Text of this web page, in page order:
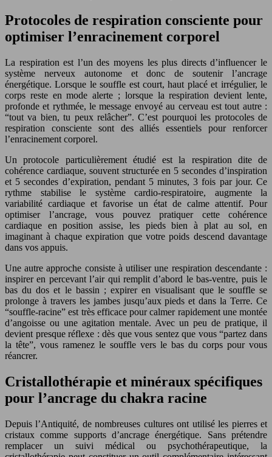
Protocoles de respiration consciente pour
optimiser l’enracinement corporel
La respiration est l’un des moyens les plus directs d’influencer le
système nerveux autonome et donc de soutenir l’ancrage
énergétique. Lorsque le souffle est court, haut placé et irrégulier, le
corps reste en mode alerte ; lorsque la respiration devient lente,
profonde et rythmée, le message envoyé au cerveau est tout autre :
“tout va bien, tu peux relâcher”. C’est pourquoi les protocoles de
respiration consciente sont des alliés essentiels pour renforcer
l’enracinement corporel.
Un protocole particulièrement étudié est la respiration dite de
cohérence cardiaque, souvent structurée en 5 secondes d’inspiration
et 5 secondes d’expiration, pendant 5 minutes, 3 fois par jour. Ce
rythme stabilise le système cardio-respiratoire, augmente la
variabilité cardiaque et favorise un état de calme attentif. Pour
optimiser l’ancrage, vous pouvez pratiquer cette cohérence
cardiaque en position assise, les pieds bien à plat au sol, en
imaginant à chaque expiration que votre poids descend davantage
dans vos appuis.
Une autre approche consiste à utiliser une respiration descendante :
inspirer en percevant l’air qui remplit d’abord le bas-ventre, puis le
bas du dos et le bassin ; expirer en visualisant que le souffle se
prolonge à travers les jambes jusqu’aux pieds et dans la Terre. Ce
“souffle-racine” est très efficace pour calmer rapidement une montée
d’angoisse ou une agitation mentale. Avec un peu de pratique, il
devient presque réflexe : dès que vous sentez que vous “partez dans
la tête”, vous ramenez le souffle vers le bas du corps pour vous
réancrer.
Cristallothérapie et minéraux spécifiques
pour l’ancrage du chakra racine
Depuis l’Antiquité, de nombreuses cultures ont utilisé les pierres et
cristaux comme supports d’ancrage énergétique. Sans prétendre
remplacer un suivi médical ou psychothérapeutique, la